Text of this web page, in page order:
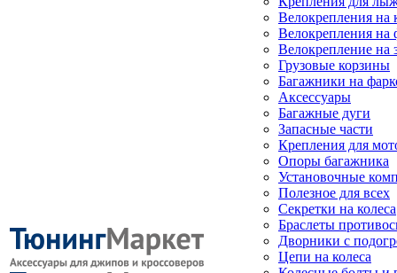
Велокрепления
Велокрепления на
Велокрепление на
Грузовые корзины
Багажники на
Аксессуары
Багажные дуги
Запасные части
Крепления для
Опоры багажника
Установочные
Полезное для всех
Секретки на колеса
Браслеты
Дворники с
Цепи на колеса